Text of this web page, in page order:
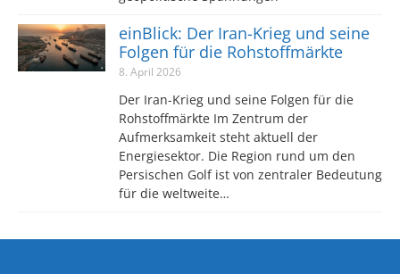
einBlick: Der Iran-Krieg und seine
Folgen für die Rohstoffmärkte
8. April 2026
Der Iran-Krieg und seine Folgen für die
Rohstoffmärkte Im Zentrum der
Aufmerksamkeit steht aktuell der
Energiesektor. Die Region rund um den
Persischen Golf ist von zentraler Bedeutung
für die weltweite…